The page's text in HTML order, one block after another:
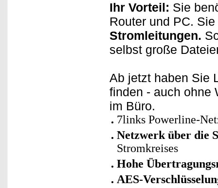
Ihr Vorteil: Sie
Router und PC.
Stromleitungen.
selbst große
Ab jetzt haben Sie
finden - auch ohne
im Büro.
7links Powerline-
Netzwerk über die
Stromkreises
Hohe
AES-